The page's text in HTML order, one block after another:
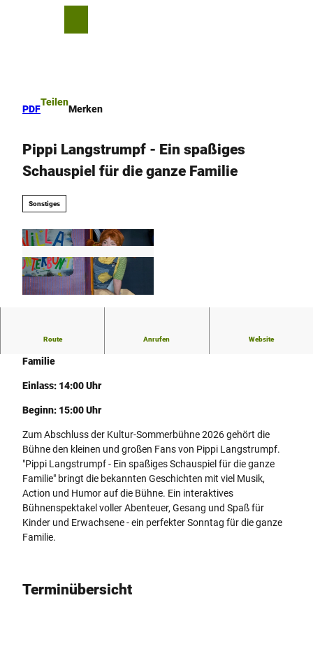
PDF
Teilen
Merken
Pippi Langstrumpf - Ein spaßiges
Schauspiel für die ganze Familie
Sonstiges
Route Anrufen Website
Familie
Einlass: 14:00 Uhr
Beginn: 15:00 Uhr
Zum Abschluss der Kultur-Sommerbühne 2026 gehört die
Bühne den kleinen und großen Fans von Pippi Langstrumpf.
"Pippi Langstrumpf - Ein spaßiges Schauspiel für die ganze
Familie" bringt die bekannten Geschichten mit viel Musik,
Action und Humor auf die Bühne. Ein interaktives
Bühnenspektakel voller Abenteuer, Gesang und Spaß für
Kinder und Erwachsene - ein perfekter Sonntag für die ganze
Familie.
Terminübersicht